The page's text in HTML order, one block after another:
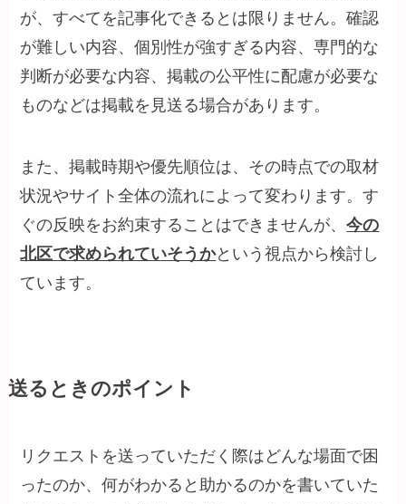
が、すべてを記事化できるとは限りません。確認
が難しい内容、個別性が強すぎる内容、専門的な
判断が必要な内容、掲載の公平性に配慮が必要な
ものなどは掲載を見送る場合があります。
また、掲載時期や優先順位は、その時点での取材
状況やサイト全体の流れによって変わります。す
ぐの反映をお約束することはできませんが、今の
北区で求められていそうかという視点から検討し
ています。
送るときのポイント
リクエストを送っていただく際はどんな場面で困
ったのか、何がわかると助かるのかを書いていた